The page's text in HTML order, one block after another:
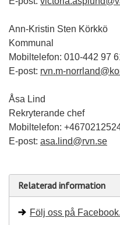
Ann-Kristin Sten Körkkö
Kommunal
Mobiltelefon: 010-442 97
E-post: rvn.m-
Åsa Lind
Rekryterande chef
Mobiltelefon:
E-post: asa.lind@rvn.se
Relaterad information
Följ oss på Facebook.